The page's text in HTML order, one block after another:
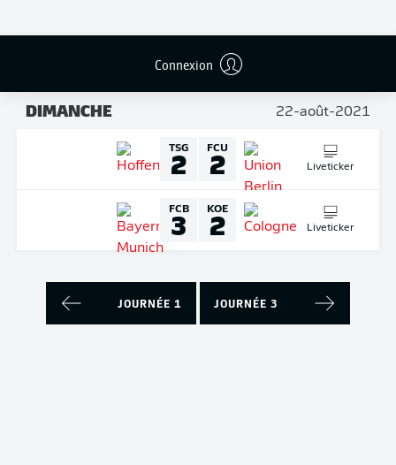
Connexion
4 0
DIMANCHE 22-août-2021
TSG
2 FCU
2 Liveticker
FCB
3 KOE
2 Liveticker
JOURNÉE 1 JOURNÉE 3